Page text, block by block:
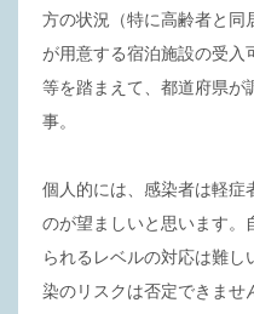
方の状況（特に高齢者と同
が用意する宿泊施設の受入
等を踏まえて、都道府県が
事。
個人的には、感染者は軽症
のが望ましいと思います。
られるレベルの対応は難
染のリスクは否定できませ